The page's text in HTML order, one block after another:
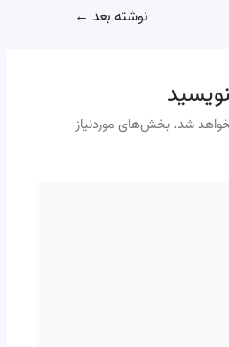
نوشته بعد ←
شد. بخش‌های موردنیاز